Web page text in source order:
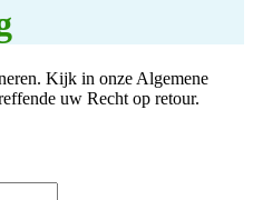
Kijk in onze Algemene
uw Recht op retour.